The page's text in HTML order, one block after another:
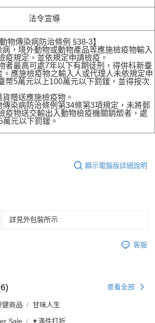
法令宣導
物傳染病防治條例 §38-3】
，境外動物或動物產品等應施檢疫物輸入
疫規定，並依規定申請檢疫。
者最高可處7年以下有期徒刑，得併科新臺
。應施檢疫物之輸入人或代理人未依規定申
幣5萬元以上100萬元以下罰鍰，並得按次
贈送應施檢疫物。
傳染病防治條例第34條第3項規定，未將郵
疫物送交輸出入動物檢疫機關銷燬者，處
元以下罰鍰。
顯示電腦版詳細說明
詳見外包裝所示
客服
查看全部
商品 甘味人生
Sale ✦滿件打折